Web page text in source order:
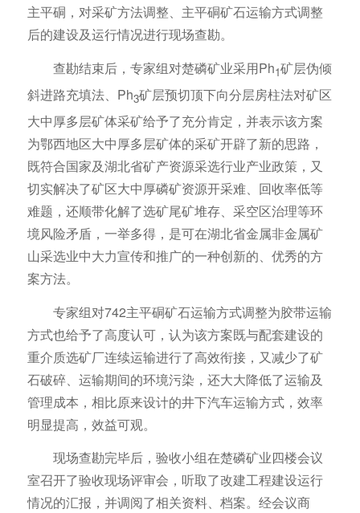
主平硐，对采矿方法调整、主平硐矿石运输方式调整
后的建设及运行情况进行现场查勘。
查勘结束后，专家组对楚磷矿业采用Ph1矿层伪倾
斜进路充填法、Ph3矿层预切顶下向分层房柱法对矿区
大中厚多层矿体采矿给予了充分肯定，并表示该方案
为鄂西地区大中厚多层矿体的采矿开辟了新的思路，
既符合国家及湖北省矿产资源采选行业产业政策，又
切实解决了矿区大中厚磷矿资源开采难、回收率低等
难题，还顺带化解了选矿尾矿堆存、采空区治理等环
境风险矛盾，一举多得，是可在湖北省金属非金属矿
山采选业中大力宣传和推广的一种创新的、优秀的方
案方法。
专家组对742主平硐矿石运输方式调整为胶带运输
方式也给予了高度认可，认为该方案既与配套建设的
重介质选矿厂连续运输进行了高效衔接，又减少了矿
石破碎、运输期间的环境污染，还大大降低了运输及
管理成本，相比原来设计的井下汽车运输方式，效率
明显提高，效益可观。
现场查勘完毕后，验收小组在楚磷矿业四楼会议
室召开了验收现场评审会，听取了改建工程建设运行
情况的汇报，并调阅了相关资料、档案。经会议商